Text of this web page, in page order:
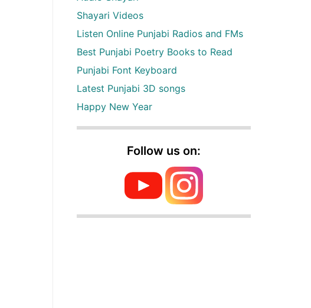
Shayari Videos
Listen Online Punjabi Radios and FMs
Best Punjabi Poetry Books to Read
Punjabi Font Keyboard
Latest Punjabi 3D songs
Happy New Year
Follow us on: